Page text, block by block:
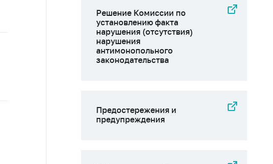
Решение Комиссии по
установлению факта
нарушения (отсутствия)
нарушения
антимонопольного
законодательства
Предостережения и
предупреждения